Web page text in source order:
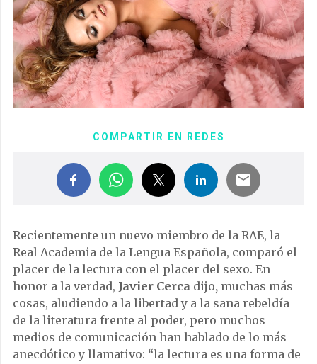
COMPARTIR EN REDES
Recientemente un nuevo miembro de la RAE, la
Real Academia de la Lengua Española, comparó el
placer de la lectura con el placer del sexo. En
honor a la verdad, Javier Cerca dijo, muchas más
cosas, aludiendo a la libertad y a la sana rebeldía
de la literatura frente al poder, pero muchos
medios de comunicación han hablado de lo más
anecdótico y llamativo: “la lectura es una forma de